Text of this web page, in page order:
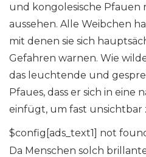
und kongolesische Pfauen
aussehen. Alle Weibchen
mit denen sie sich
Gefahren warnen. Wie
das leuchtende und
Pfaues, dass er sich in eine
einfügt, um fast unsichtbar
$config[ads_text1] not
Da Menschen solch